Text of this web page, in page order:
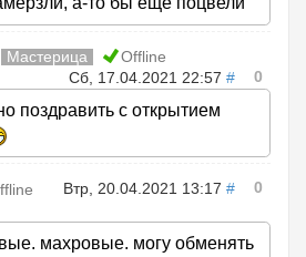
Мастерица
Offline
Сб, 17.04.2021 22:57 # 0
поздравить с открытием
Втр, 20.04.2021 13:17 # 0
махровые. могу обменять